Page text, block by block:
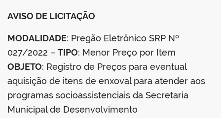
AVISO DE LICITAÇÃO
MODALIDADE: Pregão Eletrônico SRP Nº
027/2022 – TIPO: Menor Preço por Item
OBJETO: Registro de Preços para eventual
aquisição de itens de enxoval para atender aos
programas socioassistenciais da Secretaria
Municipal de Desenvolvimento